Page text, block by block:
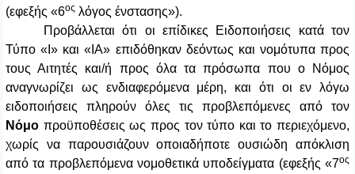
(εφεξής «6ος λόγος ένστασης»).
Προβάλλεται ότι οι επίδικες Ειδοποιήσεις κατά τον
Τύπο «Ι» και «ΙΑ» επιδόθηκαν δεόντως και νομότυπα προς
τους Αιτητές και/ή προς όλα τα πρόσωπα που ο Νόμος
αναγνωρίζει ως ενδιαφερόμενα μέρη, και ότι οι εν λόγω
ειδοποιήσεις πληρούν όλες τις προβλεπόμενες από τον
Νόμο προϋποθέσεις ως προς τον τύπο και το περιεχόμενο,
χωρίς να παρουσιάζουν οποιαδήποτε ουσιώδη απόκλιση
από τα προβλεπόμενα νομοθετικά υποδείγματα (εφεξής «7ος